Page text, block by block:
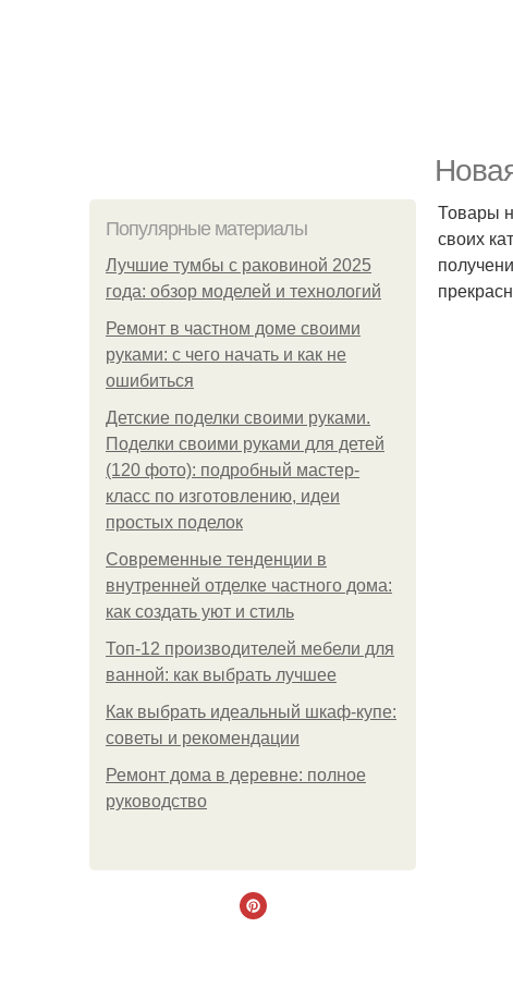
Популярные материалы
Лучшие тумбы с раковиной 2025
года: обзор моделей и технологий
Ремонт в частном доме своими
руками: с чего начать и как не
ошибиться
Детские поделки своими руками.
Поделки своими руками для детей
(120 фото): подробный мастер-
класс по изготовлению, идеи
простых поделок
Современные тенденции в
внутренней отделке частного дома:
как создать уют и стиль
Топ-12 производителей мебели для
ванной: как выбрать лучшее
Как выбрать идеальный шкаф-купе:
советы и рекомендации
Ремонт дома в деревне: полное
руководство
Товары
своих